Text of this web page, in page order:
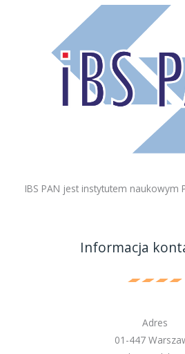
IBS PAN jest instytutem naukowym
Informacja
Adres
01-447